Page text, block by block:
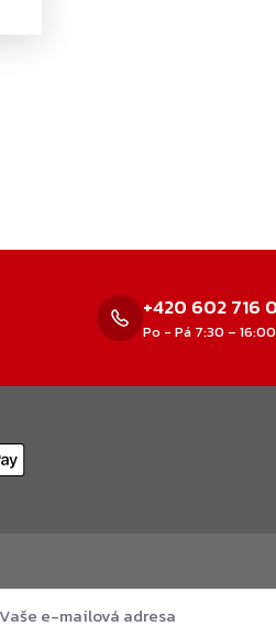
+420 602 716
Po - Pá 7:30 – 16:00